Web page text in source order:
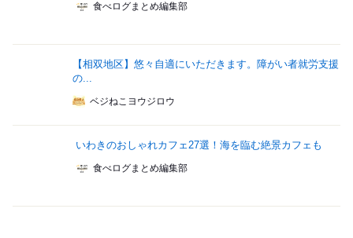
食べログまとめ編集部
【相双地区】悠々自適にいただきます。障がい者就労支援
の...
ベジねこヨウジロウ
いわきのおしゃれカフェ27選！海を臨む絶景カフェも
食べログまとめ編集部